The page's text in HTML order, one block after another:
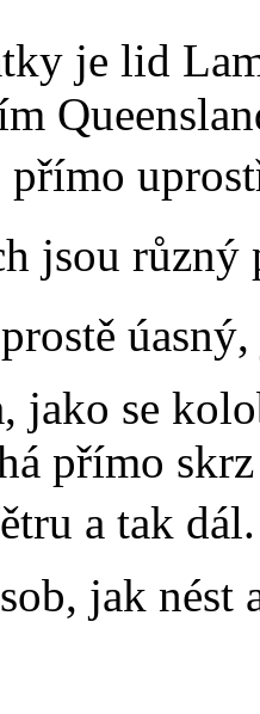
je lid
jsou různý
jako se
přímo
a tak
jak